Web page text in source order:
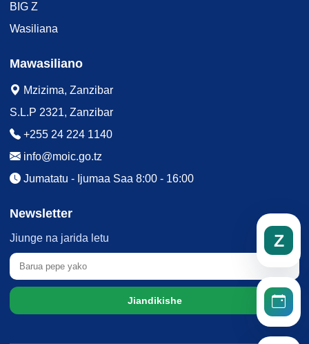
Z
BIG Z
Wasiliana
Mawasiliano
Mzizima, Zanzibar
S.L.P 2321, Zanzibar
+255 24 224 1140
info@moic.go.tz
Jumatatu - Ijumaa Saa 8:00 - 16:00
Newsletter
Jiunge na jarida letu
Jiandikishe